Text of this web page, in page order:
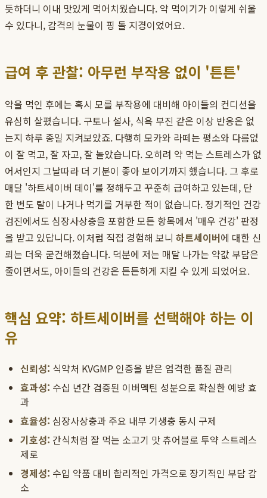
듯하더니 이내 맛있게 먹어치웠습니다. 약 먹이기가 이렇게 쉬울
수 있다니, 감격의 눈물이 핑 돌 지경이었어요.
급여 후 관찰: 아무런 부작용 없이 '튼튼'
약을 먹인 후에는 혹시 모를 부작용에 대비해 아이들의 컨디션을
유심히 살폈습니다. 구토나 설사, 식욕 부진 같은 이상 반응은 없
는지 하루 종일 지켜보았죠. 다행히 모카와 라떼는 평소와 다름없
이 잘 먹고, 잘 자고, 잘 놀았습니다. 오히려 약 먹는 스트레스가 없
어서인지 그날따라 더 기분이 좋아 보이기까지 했습니다. 그 후로
매달 '하트세이버 데이'를 정해두고 꾸준히 급여하고 있는데, 단
한 번도 탈이 나거나 먹기를 거부한 적이 없습니다. 정기적인 건강
검진에서도 심장사상충을 포함한 모든 항목에서 '매우 건강' 판정
을 받고 있답니다. 이처럼 직접 경험해 보니 하트세이버에 대한 신
뢰는 더욱 굳건해졌습니다. 덕분에 저는 매달 나가는 약값 부담은
줄이면서도, 아이들의 건강은 든든하게 지킬 수 있게 되었어요.
핵심 요약: 하트세이버를 선택해야 하는 이
유
신뢰성: 식약처 KVGMP 인증을 받은 엄격한 품질 관리
효과성: 수십 년간 검증된 이버멕틴 성분으로 확실한 예방 효
과
효율성: 심장사상충과 주요 내부 기생충 동시 구제
기호성: 간식처럼 잘 먹는 소고기 맛 츄어블로 투약 스트레스
제로
경제성: 수입 약품 대비 합리적인 가격으로 장기적인 부담 감
소